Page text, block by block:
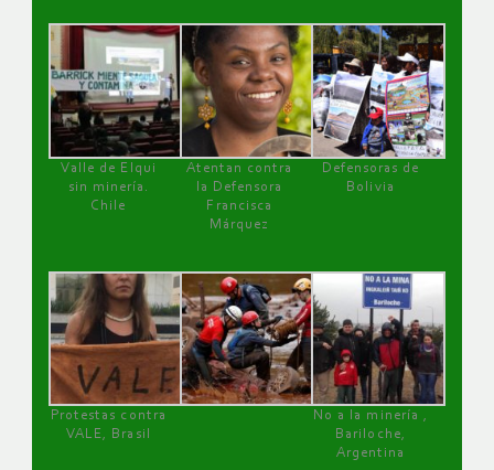
Valle de Elqui
sin minería.
Chile
Atentan contra
la Defensora
Francisca
Márquez
Defensoras de
Bolivia
Protestas contra
VALE, Brasil
No a la minería ,
Bariloche,
Argentina